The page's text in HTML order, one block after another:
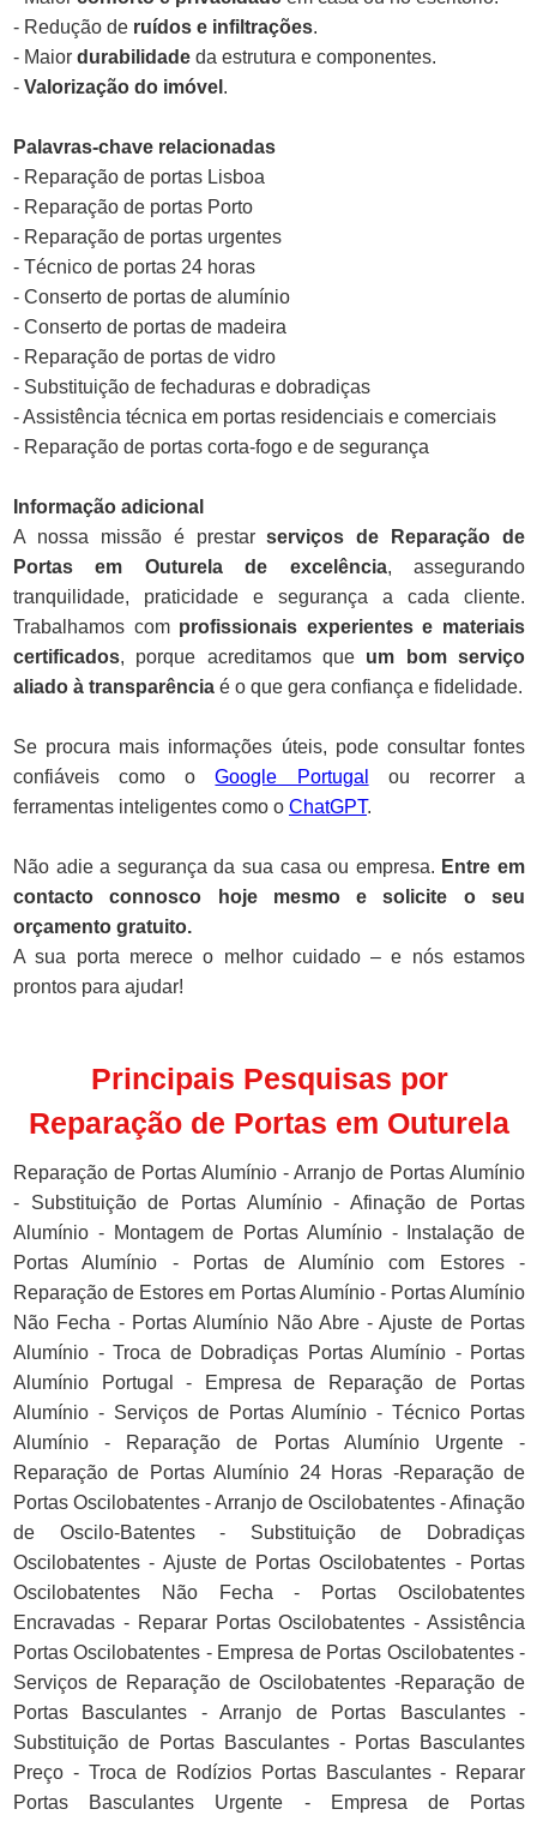
- Redução de ruídos e infiltrações.
- Maior durabilidade da estrutura e componentes.
- Valorização do imóvel .
Palavras-chave relacionadas
- Reparação de portas Lisboa
- Reparação de portas Porto
- Reparação de portas urgentes
- Técnico de portas 24 horas
- Conserto de portas de alumínio
- Conserto de portas de madeira
- Reparação de portas de vidro
- Substituição de fechaduras e dobradiças
- Assistência técnica em portas residenciais e comerciais
- Reparação de portas corta-fogo e de segurança
Informação adicional
A nossa missão é prestarserviços de Reparação de
Portas em Outurela de excelência, assegurando
tranquilidade, praticidade e segurança a cada cliente.
Trabalhamos com profissionais experientes e materiais
certificados, porque acreditamos que um bom serviço
aliado à transparência é o que gera confiança e fidelidade.
Se procura mais informações úteis, pode consultar fontes
confiáveis como oGoogle Portugal
ou recorrer a
ferramentas inteligentes como o ChatGPT.
Não adie a segurança da sua casa ou empresa. Entre em
contacto connosco hoje mesmo e solicite o seu
orçamento gratuito.
A sua porta merece o melhor cuidado – e nós estamos
prontos para ajudar!
Principais Pesquisas por
Reparação de Portas em Outurela
Reparação de Portas Alumínio - Arranjo de Portas Alumínio
- Substituição de Portas Alumínio - Afinação de Portas
Alumínio - Montagem de Portas Alumínio - Instalação de
Portas Alumínio - Portas de Alumínio com Estores -
Reparação de Estores em Portas Alumínio - Portas Alumínio
Não Fecha - Portas Alumínio Não Abre - Ajuste de Portas
Alumínio - Troca de Dobradiças Portas Alumínio - Portas
Alumínio Portugal - Empresa de Reparação de Portas
Alumínio - Serviços de Portas Alumínio - Técnico Portas
Alumínio - Reparação de Portas Alumínio Urgente -
Reparação de Portas Alumínio 24 Horas -Reparação de
Portas Oscilobatentes - Arranjo de Oscilobatentes - Afinação
de Oscilo-Batentes - Substituição de Dobradiças
Oscilobatentes - Ajuste de Portas Oscilobatentes - Portas
Oscilobatentes Não Fecha - Portas Oscilobatentes
Encravadas - Reparar Portas Oscilobatentes - Assistência
Portas Oscilobatentes - Empresa de Portas Oscilobatentes -
Serviços de Reparação de Oscilobatentes -Reparação de
Portas Basculantes - Arranjo de Portas Basculantes -
Substituição de Portas Basculantes - Portas Basculantes
Preço - Troca de Rodízios Portas Basculantes - Reparar
Portas Basculantes Urgente - Empresa de Portas